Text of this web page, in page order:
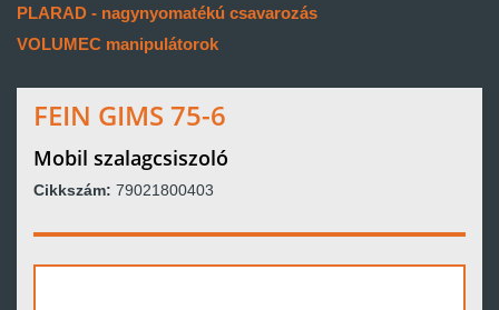
PLARAD - nagynyomatékú csavarozás
VOLUMEC manipulátorok
FEIN GIMS 75-6
Mobil szalagcsiszoló
Cikkszám: 79021800403